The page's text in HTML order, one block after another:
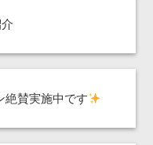
絶賛実施中です